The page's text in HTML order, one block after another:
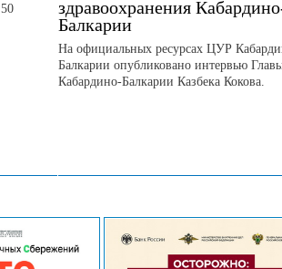
50
здравоохранения
Балкарии
На официальных ресурсах ЦУР
Балкарии опубликовано интервью
Кабардино-Балкарии Казбека Кокова.